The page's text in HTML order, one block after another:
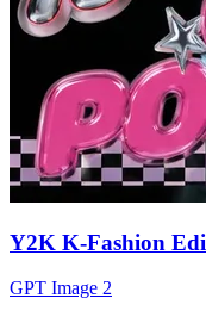
Y2K K-Fashion
GPT Image 2